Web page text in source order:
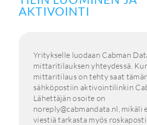
AKTIVOINTI
Yritykselle luodaan Cabman
mittaritilauksen yhteydessä.
mittaritilaus on tehty saat
sähköpostiin aktivointilinkin
Lähettäjän osoite on
noreply@cabmandata.nl, mikäli
viestiä tarkasta myös roskaposti.